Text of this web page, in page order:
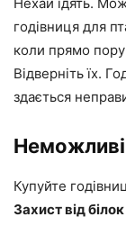
годівниця для
коли прямо
Відверніть їх.
здається
Неможливі
Купуйте
Захист від білок